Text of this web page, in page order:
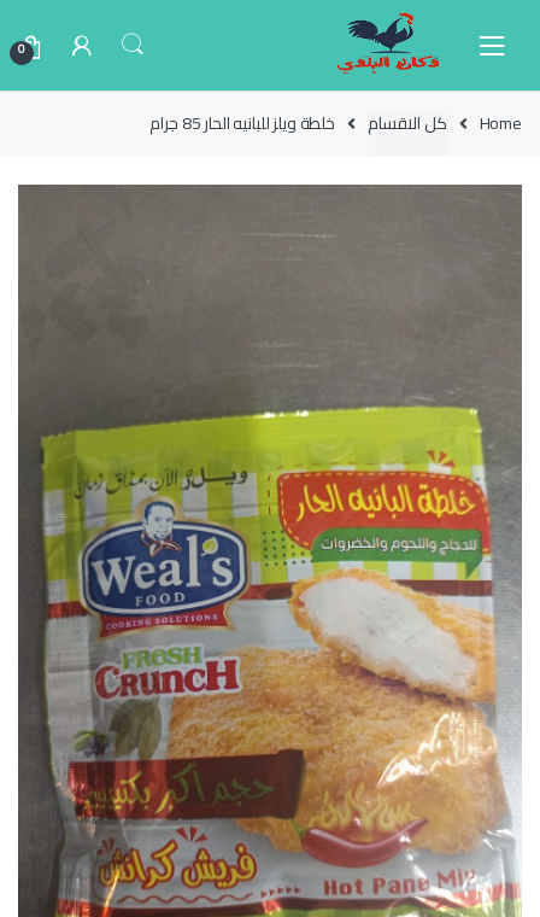
0
Home كل الاقسام خلطة ويلز للبانيه الحار 85 جرام